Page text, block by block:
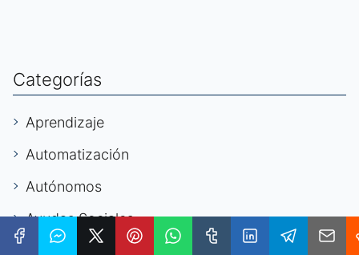
Categorías
Aprendizaje
Automatización
Autónomos
Ayudas Sociales